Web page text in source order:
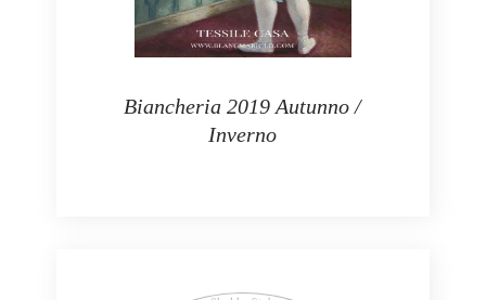
Biancheria 2019 Autunno /
Inverno